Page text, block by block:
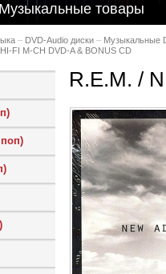
Музыкальные товары
– DVD-Audio диски – Музыкальные
FI M-CH DVD-A & BONUS CD
R.E.M. /